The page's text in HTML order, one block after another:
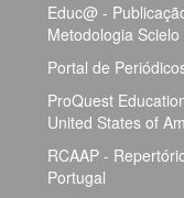
Educ@ -
Metodologia
Portal de
ProQuest
United States of
RCAAP -
Portugal